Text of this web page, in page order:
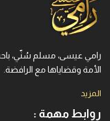
رامي عيسى، مسلم سُنّي،
الأمة وقضاياها مع الرافضة.
المزيد
روابط مهمة :